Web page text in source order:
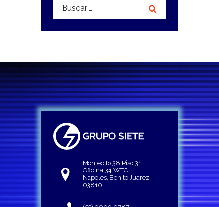
Buscar:
Montecito 38 Piso 31
Oficina 34 WTC
Napoles, Benito Juárez
03810